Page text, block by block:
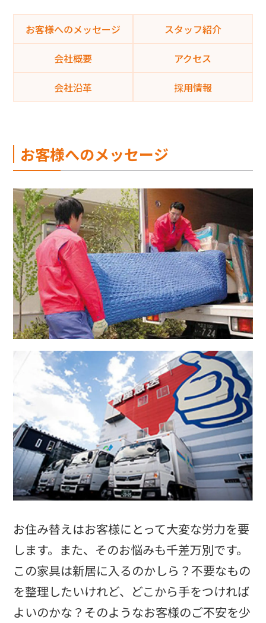
お客様へのメッセージ スタッフ紹介
会社概要 アクセス
会社沿革 採用情報
お客様へのメッセージ
お住み替えはお客様にとって大変な労力を要
します。また、そのお悩みも千差万別です。
この家具は新居に入るのかしら？不要なもの
を整理したいけれど、どこから手をつければ
よいのかな？そのようなお客様のご不安を少